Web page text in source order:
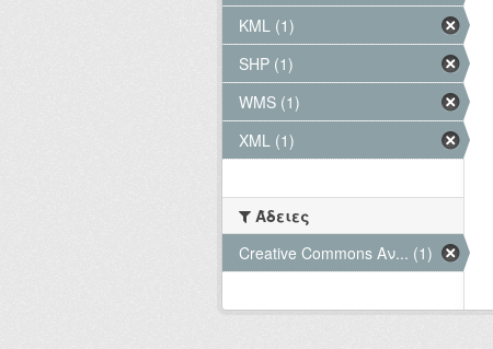
KML (1)
SHP (1)
WMS (1)
XML (1)
Άδειες
Creative Commons Αν... (1)